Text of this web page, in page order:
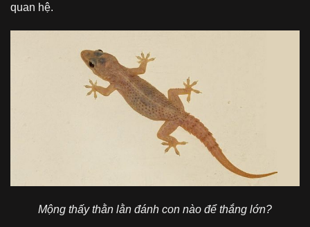
quan hệ.
Mộng thấy thằn lằn đánh con nào để thắng lớn?